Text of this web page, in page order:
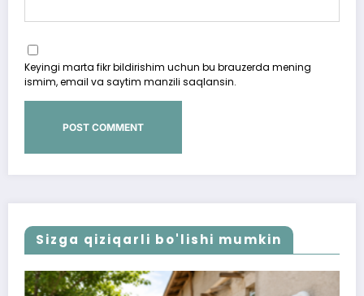
Keyingi marta fikr bildirishim uchun bu brauzerda mening
ismim, email va saytim manzili saqlansin.
Sizga qiziqarli bo'lishi mumkin